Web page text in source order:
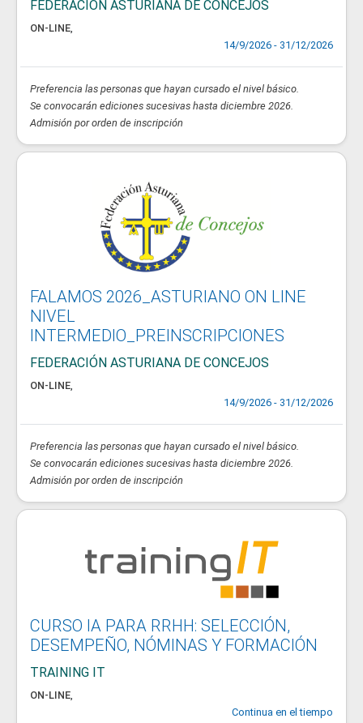
FEDERACIÓN ASTURIANA DE CONCEJOS
ON-LINE,
14/9/2026 - 31/12/2026
Preferencia las personas que hayan cursado el nivel básico.
Se convocarán ediciones sucesivas hasta diciembre 2026.
Admisión por orden de inscripción
FALAMOS 2026_ASTURIANO ON LINE
NIVEL
INTERMEDIO_PREINSCRIPCIONES
FEDERACIÓN ASTURIANA DE CONCEJOS
ON-LINE,
14/9/2026 - 31/12/2026
Preferencia las personas que hayan cursado el nivel básico.
Se convocarán ediciones sucesivas hasta diciembre 2026.
Admisión por orden de inscripción
CURSO IA PARA RRHH: SELECCIÓN,
DESEMPEÑO, NÓMINAS Y FORMACIÓN
TRAINING IT
ON-LINE,
Continua en el tiempo